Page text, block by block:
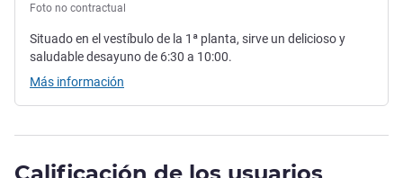
Foto no contractual
Situado en el vestíbulo de la 1ª planta, sirve un delicioso y
saludable desayuno de 6:30 a 10:00.
Más información